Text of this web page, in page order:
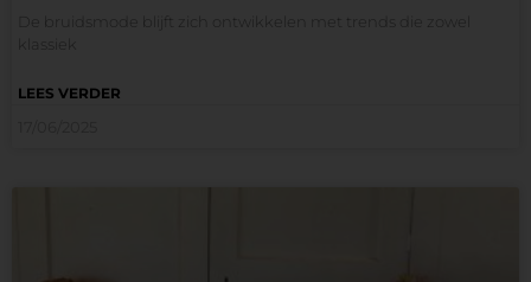
De bruidsmode blijft zich ontwikkelen met trends die zowel
LEES VERDER